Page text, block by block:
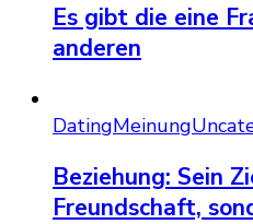
Es gibt die eine
anderen
DatingMeinung
Beziehung: Sein
Freundschaft,